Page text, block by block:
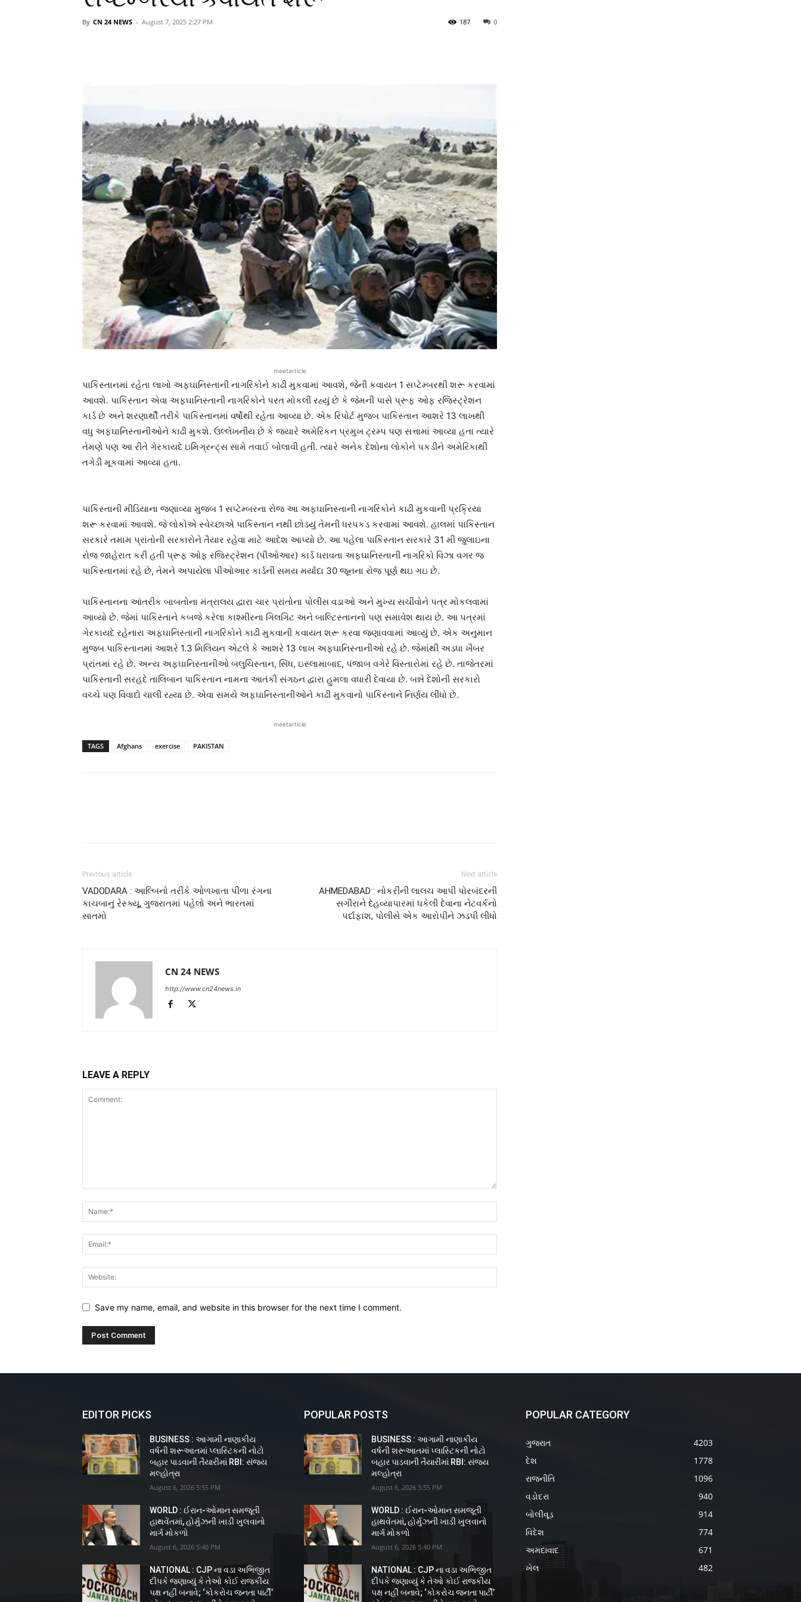
By CN 24 NEWS - August 7, 2025 2:27 PM 0
187
meetarticle
પાકિસ્તાનમાં રહેતા લાખો અફઘાનિસ્તાની નાગરિકોને કાઢી મુકવામાં આવશે, જેની કવાયત 1 સપ્ટેમ્બરથી શરૂ કરવામાં
આવશે. પાકિસ્તાન એવા અફઘાનિસ્તાની નાગરિકોને પરત મોકલી રહ્યું છે કે જેમની પાસે પ્રૂફ ઓફ રજિસ્ટ્રેશન
કાર્ડ છે અને શરણાર્થી તરીકે પાકિસ્તાનમાં વર્ષોથી રહેતા આવ્યા છે. એક રિપોર્ટ મુજબ પાકિસ્તાન આશરે 13 લાખથી
વધુ અફઘાનિસ્તાનીઓને કાઢી મુકશે. ઉલ્લેખનીય છે કે જ્યારે અમેરિકન પ્રમુખ ટ્રમ્પ પણ સત્તામાં આવ્યા હતા ત્યારે
તેમણે પણ આ રીતે ગેરકાયદે ઇમિગ્રન્ટ્સ સામે તવાઈ બોલાવી હતી. ત્યારે અનેક દેશોના લોકોને પકડીને અમેરિકાથી
તગેડી મૂકવામાં આવ્યા હતા.
પાકિસ્તાની મીડિયાના જણાવ્યા મુજબ 1 સપ્ટેમ્બરના રોજ આ અફઘાનિસ્તાની નાગરિકોને કાઢી મુકવાની પ્રક્રિયા
શરૂ કરવામાં આવશે. જે લોકોએ સ્વેચ્છાએ પાકિસ્તાન નથી છોડયું તેમની ધરપકડ કરવામાં આવશે. હાલમાં પાકિસ્તાન
સરકારે તમામ પ્રાંતોની સરકારોને તૈયાર રહેવા માટે આદેશ આપ્યો છે. આ પહેલા પાકિસ્તાન સરકારે 31 મી જુલાઇના
રોજ જાહેરાત કરી હતી પ્રૂફ ઓફ રજિસ્ટ્રેશન (પીઓઆર) કાર્ડ ધરાવતા અફઘાનિસ્તાની નાગરિકો વિઝા વગર જ
પાકિસ્તાનમાં રહે છે, તેમને અપાયેલા પીઓઆર કાર્ડની સમય મર્યાદા 30 જૂનના રોજ પૂર્ણ થઇ ગઇ છે.
પાકિસ્તાનના આંતરીક બાબતોના મંત્રાલય દ્વારા ચાર પ્રાંતોના પોલીસ વડાઓ અને મુખ્ય સચીવોને પત્ર મોકલવામાં
આવ્યો છે. જેમાં પાકિસ્તાને કબજે કરેલા કાશ્મીરના ગિલગિટ અને બાલ્ટિસ્તાનનો પણ સમાવેશ થાય છે. આ પત્રમાં
ગેરકાયદે રહેનારા અફઘાનિસ્તાની નાગરિકોને કાઢી મુકવાની કવાયત શરૂ કરવા જણાવવામાં આવ્યું છે. એક અનુમાન
મુજબ પાકિસ્તાનમાં આશરે 1.3 મિલિયન એટલે કે આશરે 13 લાખ અફઘાનિસ્તાનીઓ રહે છે. જેમાંથી અડધા ખૈબર
પ્રાંતમાં રહે છે. અન્ય અફઘાનિસ્તાનીઓ બલુચિસ્તાન, સિંધ, ઇસ્લામાબાદ, પંજાબ વગેરે વિસ્તારોમાં રહે છે. તાજેતરમાં
પાકિસ્તાની સરહદે તાલિબાન પાકિસ્તાન નામના આતંકી સંગઠન દ્વારા હુમલા વધારી દેવાયા છે. બન્ને દેશોની સરકારો
વચ્ચે પણ વિવાદો ચાલી રહ્યા છે. એવા સમયે અફઘાનિસ્તાનીઓને કાઢી મુકવાનો પાકિસ્તાને નિર્ણય લીધો છે.
meetarticle
TAGS Afghans exercise PAKISTAN
Previous article
VADODARA : આલ્બિનો તરીકે ઓળખાતા પીળા રંગના
કાચબાનું રેસ્ક્યૂ, ગુજરાતમાં પહેલો અને ભારતમાં
સાતમો
Next article
AHMEDABAD : નોકરીની લાલચ આપી પોરબંદરની
સગીરાને દેહવ્યાપારમાં ધકેલી દેવાના નેટવર્કનો
પર્દાફાશ, પોલીસે એક આરોપીને ઝડપી લીધો
CN 24 NEWS
http://www.cn24news.in
LEAVE A REPLY
Save my name, email, and website in this browser for the next time I comment.
EDITOR PICKS
BUSINESS : આગામી નાણાકીય
વર્ષની શરૂઆતમાં પ્લાસ્ટિકની નોટો
બહાર પાડવાની તૈયારીમાં RBI: સંજય
મલ્હોત્રા
August 6, 2026 5:55 PM
WORLD : ઈરાન-ઓમાન સમજૂતી
હાથવેંતમાં, હોર્મુઝની ખાડી ખુલવાનો
માર્ગ મોકળો
August 6, 2026 5:40 PM
NATIONAL : CJP ના વડા અભિજીત
દીપકે જણાવ્યું કે તેઓ કોઈ રાજકીય
પક્ષ નહીં બનાવે; ‘કોકરોચ જનતા પાર્ટી’
POPULAR POSTS
BUSINESS : આગામી નાણાકીય
વર્ષની શરૂઆતમાં પ્લાસ્ટિકની નોટો
બહાર પાડવાની તૈયારીમાં RBI: સંજય
મલ્હોત્રા
August 6, 2026 5:55 PM
WORLD : ઈરાન-ઓમાન સમજૂતી
હાથવેંતમાં, હોર્મુઝની ખાડી ખુલવાનો
માર્ગ મોકળો
August 6, 2026 5:40 PM
NATIONAL : CJP ના વડા અભિજીત
દીપકે જણાવ્યું કે તેઓ કોઈ રાજકીય
પક્ષ નહીં બનાવે; ‘કોકરોચ જનતા પાર્ટી’
POPULAR CATEGORY
ગુજરાત
4203
દેશ
1778
રાજનીતિ
1096
વડોદરા
940
બોલીવૂડ
914
વિદેશ
774
અમદાવાદ
671
ખેલ
482